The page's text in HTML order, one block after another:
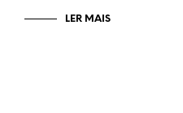
LER MAIS